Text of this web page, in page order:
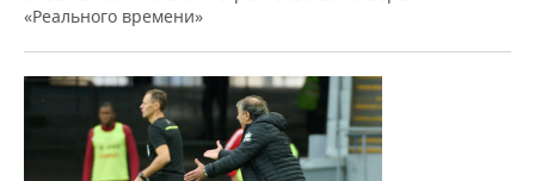
«Реального времени»